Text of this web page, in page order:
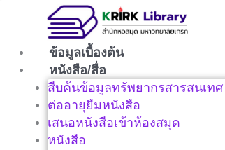
ข้อมูลเบื้องต้น
หนังสือ/สื่อ
สืบค้นข้อมูลทรัพยากรสารสนเทศ
ต่ออายุยืมหนังสือ
เสนอหนังสือเข้าห้องสมุด
หนังสือ